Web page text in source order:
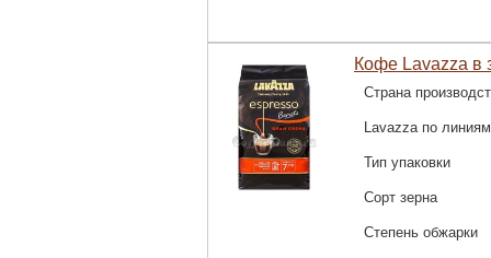
Кофе Lavazza в
Страна
Lavazza по линиям
Тип упаковки
Сорт зерна
Степень обжарки